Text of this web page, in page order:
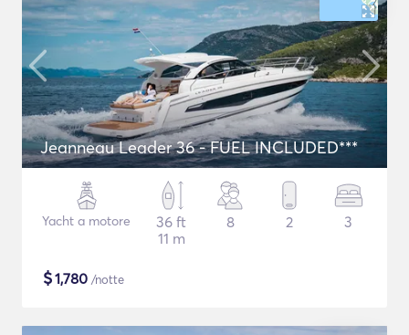
Jeanneau Leader 36 - FUEL INCLUDED***
Yacht a motore
36 ft
11 m
8 2 3
$1,780 /notte